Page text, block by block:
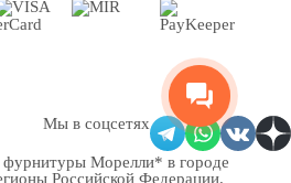
Мы в соцсетях
Морелли* в городе
Российской Федерации.